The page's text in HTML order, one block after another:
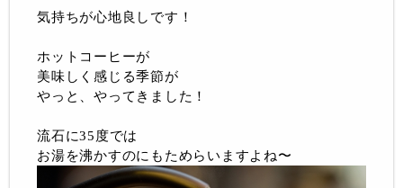
気持ちが心地良しです！
ホットコーヒーが
美味しく感じる季節が
やっと、やってきました！
流石に35度では
お湯を沸かすのにもためらいますよね〜